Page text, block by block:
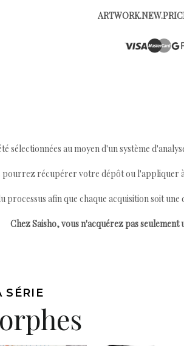
sélectionnées au moyen d'un système
pourrez récupérer votre dépôt ou l'appliquer
processus afin que chaque acquisition soit une
Chez Saisho, vous n'acquérez pas
SÉRIE